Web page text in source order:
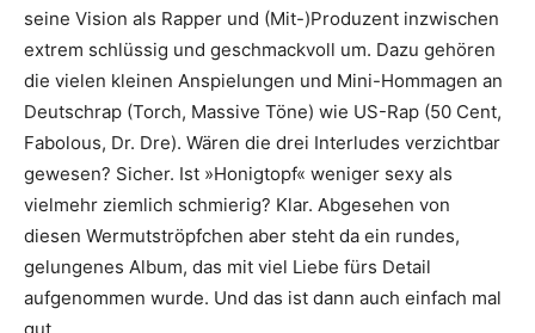
seine Vision als Rapper und (Mit-)Produzent inzwischen
extrem schlüssig und geschmackvoll um. Dazu gehören
die vielen kleinen Anspielungen und Mini-Hommagen an
Deutschrap (Torch, Massive Töne) wie US-Rap (50 Cent,
Fabolous, Dr. Dre). Wären die drei Interludes verzichtbar
gewesen? Sicher. Ist »Honigtopf« weniger sexy als
vielmehr ziemlich schmierig? Klar. Abgesehen von
diesen Wermutströpfchen aber steht da ein rundes,
gelungenes Album, das mit viel Liebe fürs Detail
aufgenommen wurde. Und das ist dann auch einfach mal